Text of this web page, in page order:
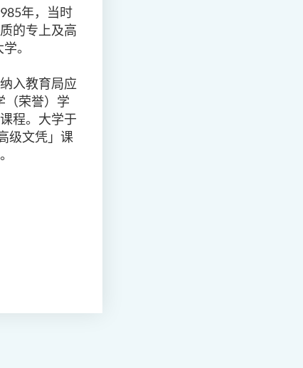
年，当时
的专上及高
。
入教育局应
（荣誉）学
程。大学于
级文凭」课